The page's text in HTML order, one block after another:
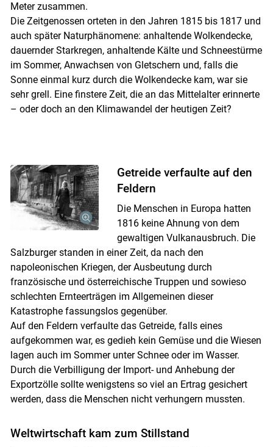
Meter zusammen.
Die Zeitgenossen orteten in den Jahren 1815 bis 1817 und
auch später Naturphänomene: anhaltende Wolkendecke,
dauernder Starkregen, anhaltende Kälte und Schneestürme
im Sommer, Anwachsen von Gletschern und, falls die
Sonne einmal kurz durch die Wolkendecke kam, war sie
sehr grell. Eine finstere Zeit, die an das Mittelalter erinnerte
– oder doch an den Klimawandel der heutigen Zeit?
Getreide verfaulte auf den
Feldern
Die Menschen in Europa hatten
1816 keine Ahnung von dem
gewaltigen Vulkanausbruch. Die
Salzburger standen in einer Zeit, da nach den
napoleonischen Kriegen, der Ausbeutung durch
französische und österreichische Truppen und sowieso
schlechten Ernteerträgen im Allgemeinen dieser
Katastrophe fassungslos gegenüber.
Auf den Feldern verfaulte das Getreide, falls eines
aufgekommen war, es gedieh kein Gemüse und die Wiesen
lagen auch im Sommer unter Schnee oder im Wasser.
Durch die Verbilligung der Import- und Anhebung der
Exportzölle sollte wenigstens so viel an Ertrag gesichert
werden, dass die Menschen nicht verhungern mussten.
Weltwirtschaft kam zum Stillstand